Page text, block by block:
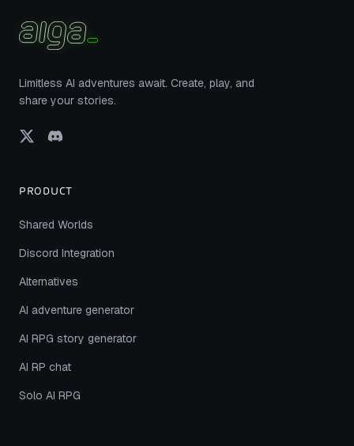
Limitless AI adventures await. Create, play, and
share your stories.
PRODUCT
Shared Worlds
Discord Integration
Alternatives
AI adventure generator
AI RPG story generator
AI RP chat
Solo AI RPG